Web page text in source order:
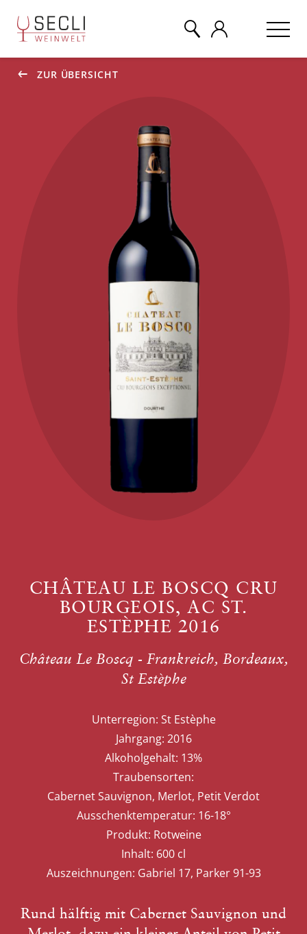
ZUR ÜBERSICHT
CHÂTEAU LE BOSCQ CRU
BOURGEOIS, AC ST.
ESTÈPHE 2016
Château Le Boscq - Frankreich, Bordeaux,
St Estèphe
Unterregion: St Estèphe
Jahrgang: 2016
Alkoholgehalt: 13%
Traubensorten:
Cabernet Sauvignon, Merlot, Petit Verdot
Ausschenktemperatur: 16-18°
Produkt: Rotweine
Inhalt: 600 cl
Auszeichnungen: Gabriel 17, Parker 91-93
Rund hälftig mit Cabernet Sauvignon und